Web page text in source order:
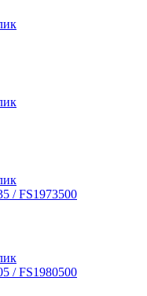
/ FS1973500
/ FS1980500